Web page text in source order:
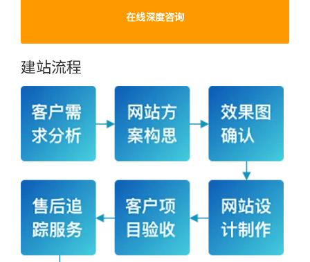
在线深度咨询
建站流程